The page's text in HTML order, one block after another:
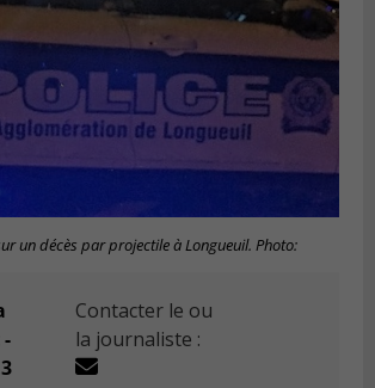
un décès par projectile à Longueuil. Photo:
Contacter le ou
la journaliste :